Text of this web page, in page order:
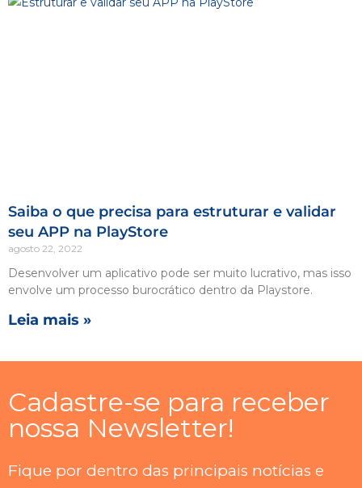
Saiba o que precisa para estruturar e validar
seu APP na PlayStore
agosto 22, 2022
Desenvolver um aplicativo pode ser muito lucrativo, mas isso
envolve um processo burocrático dentro da Playstore.
Leia mais »
Cadastre-se para receber
nossa Newsletter!
Fique por dentro das principais notícias e